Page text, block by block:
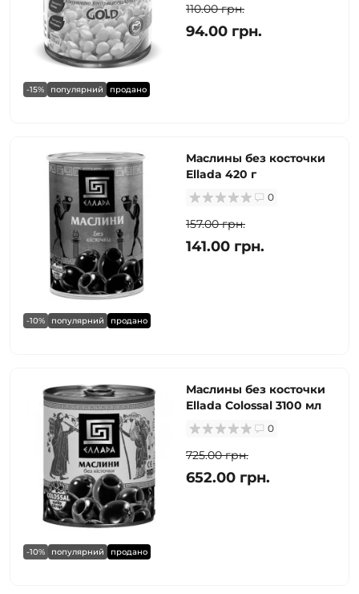
-15% популярний продано
110.00 грн.
94.00 грн.
-10% популярний продано
Маслины без косточки
Ellada 420 г
0
157.00 грн.
141.00 грн.
-10% популярний продано
Маслины без косточки
Ellada Colossal 3100 мл
0
725.00 грн.
652.00 грн.